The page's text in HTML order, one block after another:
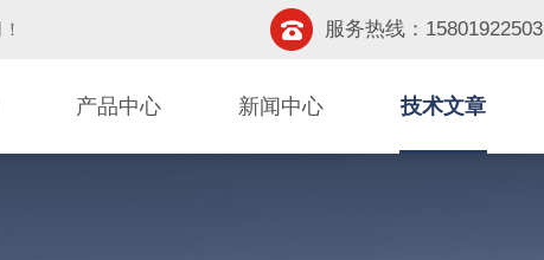
！ 服务热线：15801922503
产品中心 新闻中心 技术文章